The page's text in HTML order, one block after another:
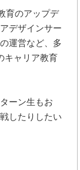
育のアップデ
デザインサー
運営など、多
キャリア教育
ーン生もお
したりしたい